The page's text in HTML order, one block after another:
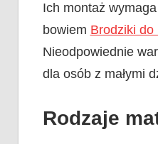
Ich montaż
bowiem Brodziki do
Nieodpowiednie
dla osób z małymi
Rodzaje